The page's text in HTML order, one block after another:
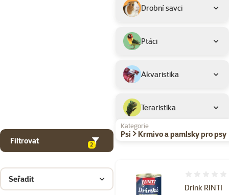
Drobní savci
Ptáci
Akvaristika
Teraristika
Filtrovat 2
Kategorie
Psi > Krmivo a pamlsky pro psy
Seřadit
Drink RINTI